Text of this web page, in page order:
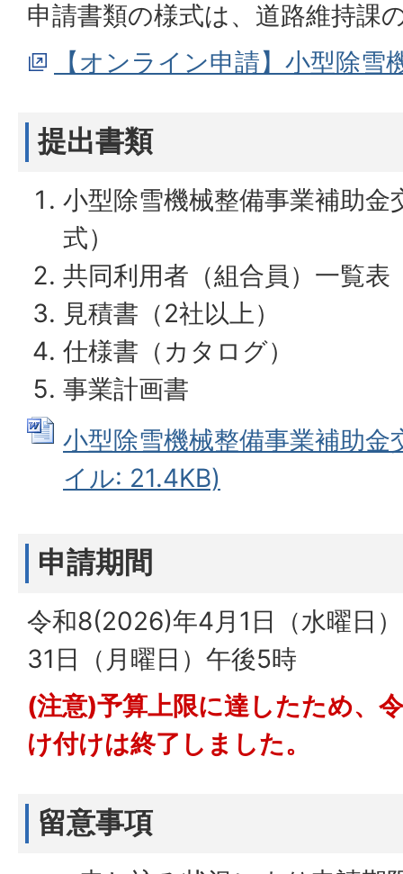
申請書類の様式は、道路維持課
【オンライン申請】小型除雪
提出書類
小型除雪機械整備事業補助金
式）
共同利用者（組合員）一覧表
見積書（2社以上）
仕様書（カタログ）
事業計画書
小型除雪機械整備事業補助
イル: 21.4KB)
申請期間
令和8(2026)年4月1日（水曜日
31日（月曜日）午後5時
(注意)予算上限に達したため、
け付けは終了しました。
留意事項